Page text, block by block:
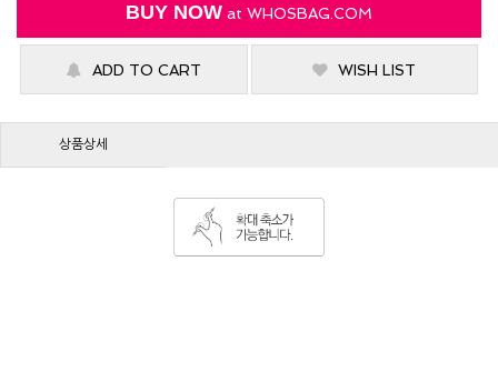
BUY NOW at WHOSBAG.COM
ADD TO CART WISH LIST
상품상세